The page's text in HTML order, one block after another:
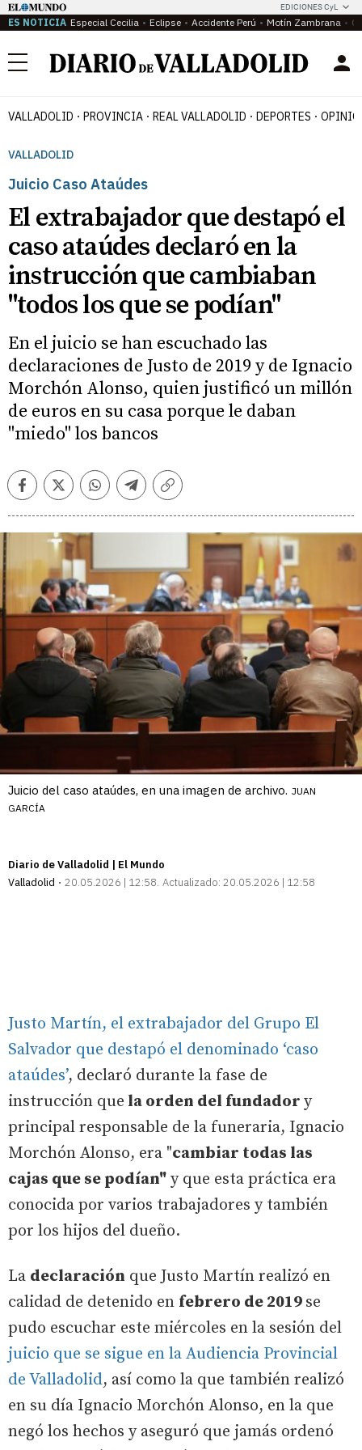
EDICIONES CyL
ES NOTICIA Especial Cecilia Eclipse Accidente Perú Motín Zambrana
Menú
VALLADOLID PROVINCIA REAL VALLADOLID DEPORTES
VALLADOLID
Juicio Caso Ataúdes
El extrabajador que destapó el
caso ataúdes declaró en la
instrucción que cambiaban
"todos los que se podían"
En el juicio se han escuchado las
declaraciones de Justo de 2019 y de Ignacio
Morchón Alonso, quien justificó un millón
de euros en su casa porque le daban
"miedo" los bancos
FacebookTwitterWhatsappTelegramCopiar
Juicio del caso ataúdes, en una imagen de archivo. JUAN
GARCÍA
Diario de Valladolid | El Mundo
Valladolid
20.05.2026 | 12:58 Actualizado: 20.05.2026 | 12:58
Justo Martín, el extrabajador del Grupo El
Salvador que destapó el denominado ‘caso
ataúdes’, declaró durante la fase de
instrucción que la orden del fundador y
principal responsable de la funeraria, Ignacio
Morchón Alonso, era "cambiar todas las
cajas que se podían" y que esta práctica era
conocida por varios trabajadores y también
por los hijos del dueño.
La declaración que Justo Martín realizó en
calidad de detenido en febrero de 2019 se
pudo escuchar este miércoles en la sesión del
juicio que se sigue en la Audiencia Provincial
de Valladolid, así como la que también realizó
en su día Ignacio Morchón Alonso, en la que
negó los hechos y aseguró que jamás ordenó